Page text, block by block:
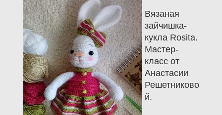
Вязаная
зайчишка-
кукла Rosita.
Мастер-
класс от
Анастасии
Решетниково
й.